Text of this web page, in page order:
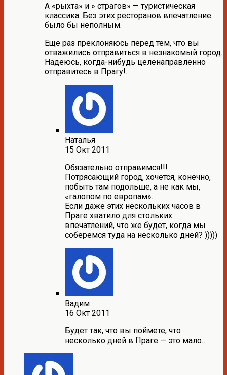
А «рыхта» и » страгов» — туристическая
классика. Без этих ресторанов впечатление
было бы неполным.
Еще раз преклоняюсь перед тем, что вы
отважились отправиться в незнакомый город.
Надеюсь, когда-нибудь целенаправленно
отправитесь в Прагу!..
Наталья
15 Окт 2011
Обязательно отправимся!!!
Потрясающий город, хочется, конечно,
побыть там подольше, а не как мы,
«галопом по европам».
Если даже этих нескольких часов в
Праге хватило для стольких
впечатлений, что же будет, когда мы
соберемся туда на несколько дней? )))))
Вадим
16 Окт 2011
Будет так, что вы поймете, что
несколько дней в Праге — это мало…